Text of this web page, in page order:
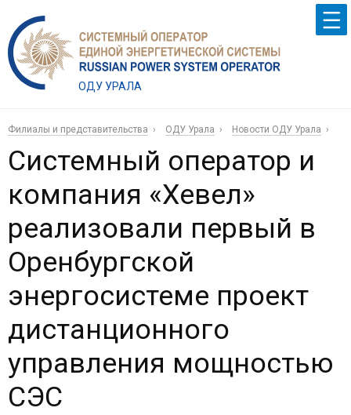
ОДУ УРАЛА
Филиалы и представительства ОДУ Урала Новости ОДУ Урала
Системный оператор и
компания «Хевел»
реализовали первый в
Оренбургской
энергосистеме проект
дистанционного
управления мощностью
СЭС